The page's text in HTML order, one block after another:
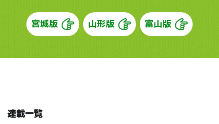
宮城版 山形版 富山版
連載一覧